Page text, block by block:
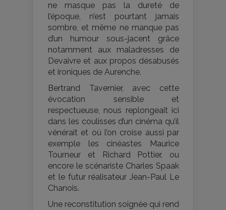
ne masque pas la dureté de
l’époque, n’est pourtant jamais
sombre, et même ne manque pas
d’un humour sous-jacent grâce
notamment aux maladresses de
Devaivre et aux propos désabusés
et ironiques de Aurenche.
Bertrand Tavernier, avec cette
évocation sensible et
respectueuse, nous replongeait ici
dans les coulisses d’un cinéma qu’il
vénérait et où l’on croise aussi par
exemple les cinéastes Maurice
Tourneur et Richard Pottier, ou
encore le scénariste Charles Spaak
et le futur réalisateur Jean-Paul Le
Chanois.
Une reconstitution soignée qui rend